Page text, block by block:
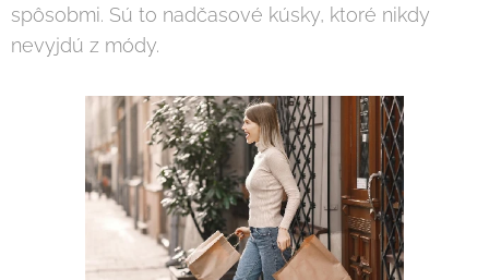
spôsobmi. Sú to nadčasové kúsky, ktoré nikdy
nevyjdú z módy.